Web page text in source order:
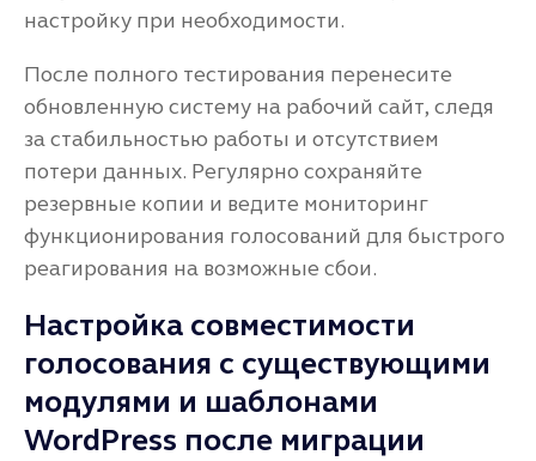
настройку при необходимости.
После полного тестирования перенесите
обновленную систему на рабочий сайт, следя
за стабильностью работы и отсутствием
потери данных. Регулярно сохраняйте
резервные копии и ведите мониторинг
функционирования голосований для быстрого
реагирования на возможные сбои.
Настройка совместимости
голосования с существующими
модулями и шаблонами
WordPress после миграции